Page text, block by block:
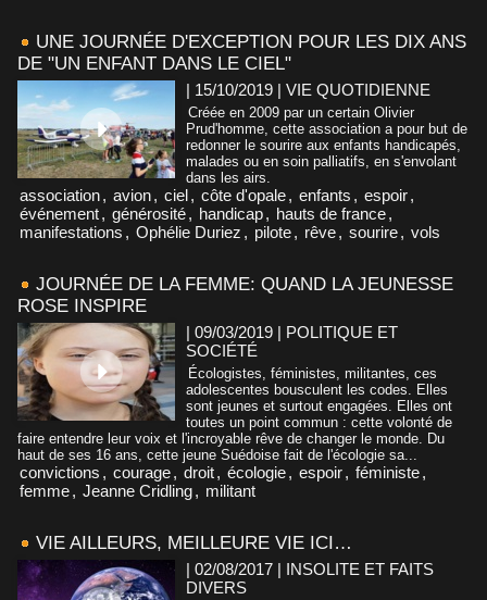
UNE JOURNÉE D'EXCEPTION POUR LES DIX ANS
DE "UN ENFANT DANS LE CIEL"
| 15/10/2019 | VIE QUOTIDIENNE
Créée en 2009 par un certain Olivier
Prud'homme, cette association a pour but de
redonner le sourire aux enfants handicapés,
malades ou en soin palliatifs, en s'envolant
dans les airs.
association, avion, ciel, côte d'opale, enfants , espoir,
événement, générosité, handicap, hauts de france,
manifestations , Ophélie Duriez , pilote, rêve, sourire, vols
JOURNÉE DE LA FEMME: QUAND LA JEUNESSE
ROSE INSPIRE
| 09/03/2019 | POLITIQUE ET
SOCIÉTÉ
Écologistes, féministes, militantes, ces
adolescentes bousculent les codes. Elles
sont jeunes et surtout engagées. Elles ont
toutes un point commun : cette volonté de
faire entendre leur voix et l'incroyable rêve de changer le monde. Du
haut de ses 16 ans, cette jeune Suédoise fait de l'écologie sa...
convictions , courage, droit, écologie, espoir, féministe,
femme, Jeanne Cridling, militant
VIE AILLEURS, MEILLEURE VIE ICI…
| 02/08/2017 | INSOLITE ET FAITS
DIVERS